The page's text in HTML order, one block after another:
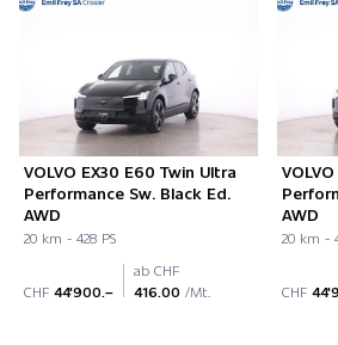
VOLVO EX30 E60 Twin Ultra
Performance Sw. Black Ed.
AWD
20 km - 428 PS
CHF 44'900.–
ab CHF
416.00 /Mt.
AWD
20 km -
CHF